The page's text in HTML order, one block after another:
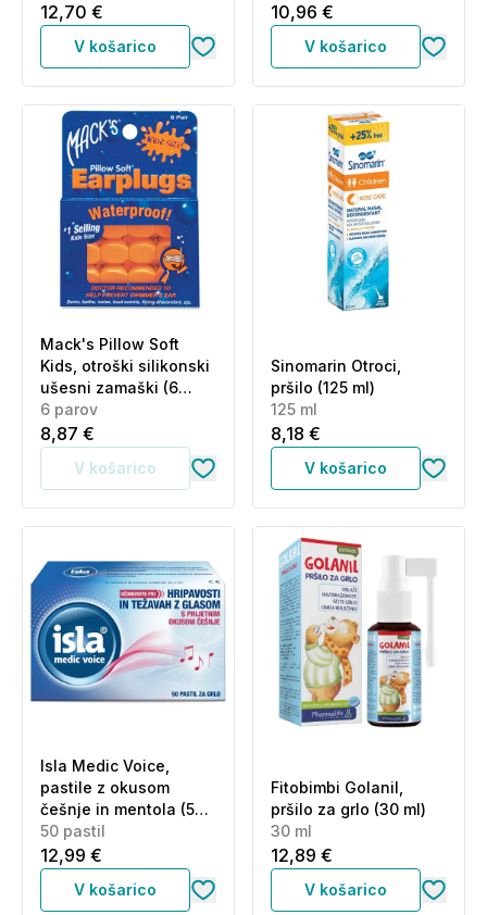
12,70 €
V košarico
10,96 €
V košarico
Mack's Pillow Soft
Kids, otroški silikonski
ušesni zamaški (6
parov)
6 parov
8,87 €
V košarico
Sinomarin Otroci,
pršilo (125 ml)
125 ml
8,18 €
V košarico
Isla Medic Voice,
pastile z okusom
češnje in mentola (50
pastil)
50 pastil
12,99 €
V košarico
Fitobimbi Golanil,
pršilo za grlo (30 ml)
30 ml
12,89 €
V košarico